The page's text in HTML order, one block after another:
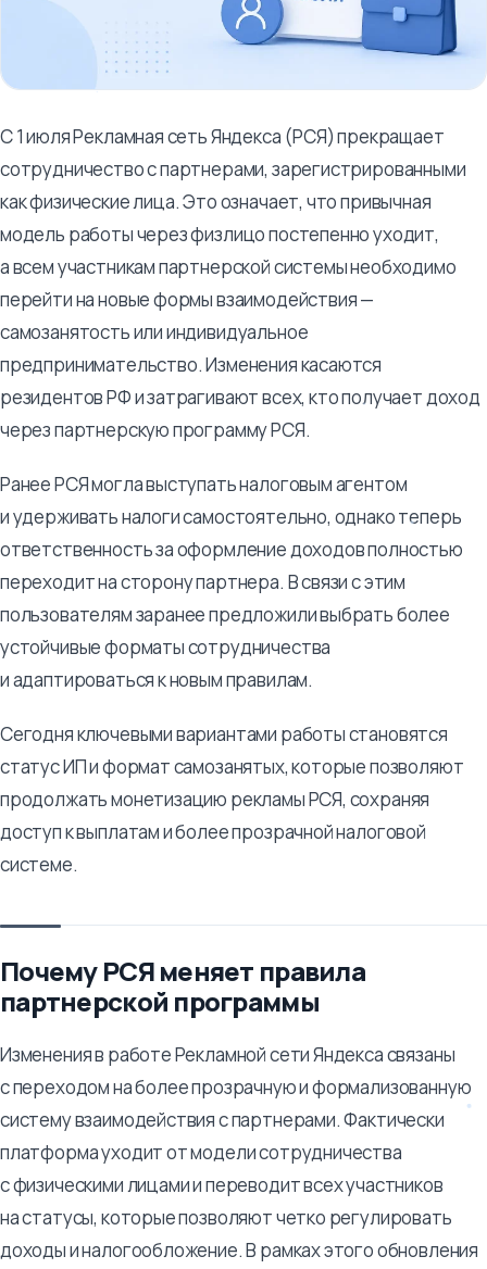
С 1 июля Рекламная сеть Яндекса (РСЯ) прекращает
сотрудничество с партнерами, зарегистрированными
как физические лица. Это означает, что привычная
модель работы через физлицо постепенно уходит,
а всем участникам партнерской системы необходимо
перейти на новые формы взаимодействия —
самозанятость или индивидуальное
предпринимательство. Изменения касаются
резидентов РФ и затрагивают всех, кто получает доход
через партнерскую программу РСЯ.
Ранее РСЯ могла выступать налоговым агентом
и удерживать налоги самостоятельно, однако теперь
ответственность за оформление доходов полностью
переходит на сторону партнера. В связи с этим
пользователям заранее предложили выбрать более
устойчивые форматы сотрудничества
и адаптироваться к новым правилам.
Сегодня ключевыми вариантами работы становятся
статус ИП и формат самозанятых, которые позволяют
продолжать монетизацию рекламы РСЯ, сохраняя
доступ к выплатам и более прозрачной налоговой
системе.
Почему РСЯ меняет правила
партнерской программы
Изменения в работе Рекламной сети Яндекса связаны
с переходом на более прозрачную и формализованную
систему взаимодействия с партнерами. Фактически
платформа уходит от модели сотрудничества
с физическими лицами и переводит всех участников
на статусы, которые позволяют четко регулировать
доходы и налогообложение. В рамках этого обновления